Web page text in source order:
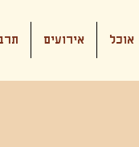
אוכל אירועים